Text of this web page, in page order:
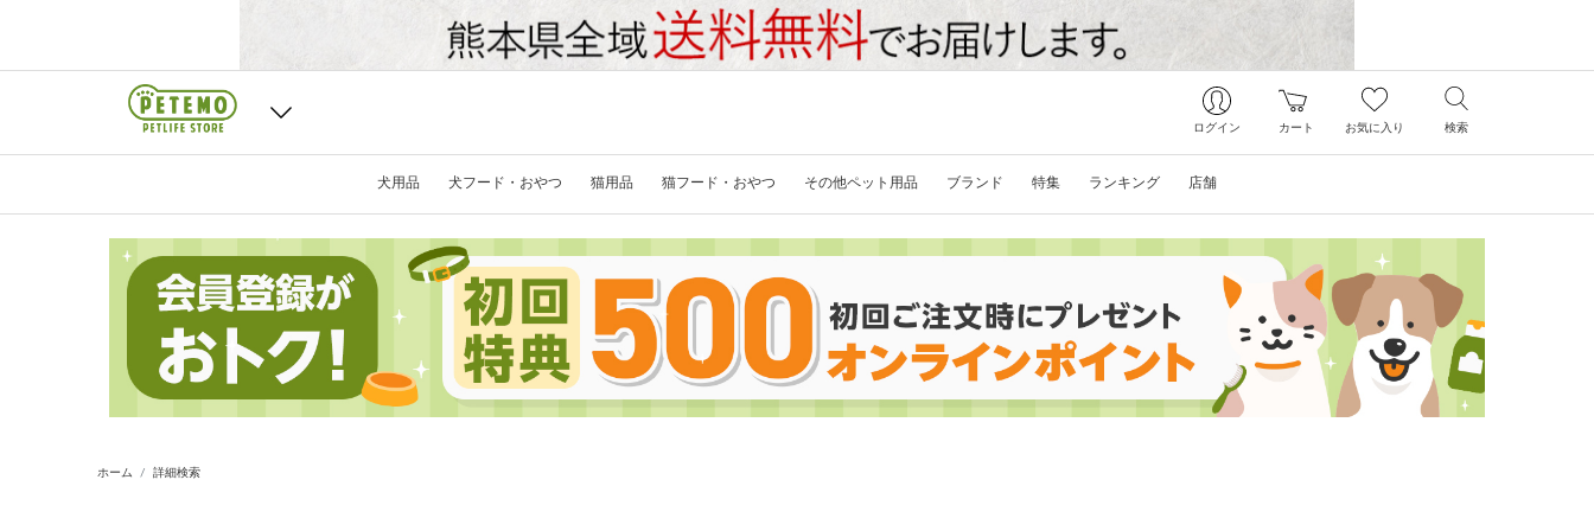
ログイン カート お気に入り 検索
犬用品 犬フード・おやつ 猫用品 猫フード・おやつ その他ペット用品 ブランド 特集 ランキング 店舗
ホーム 詳細検索